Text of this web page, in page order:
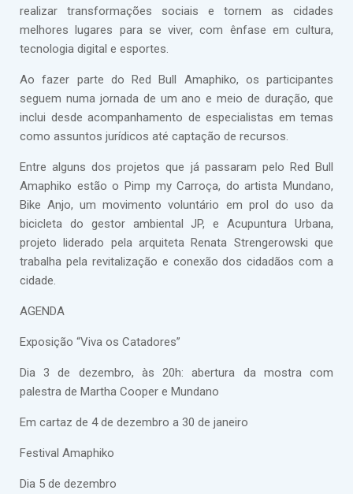
realizar transformações sociais e tornem as cidades
melhores lugares para se viver, com ênfase em cultura,
tecnologia digital e esportes.
Ao fazer parte do Red Bull Amaphiko, os participantes
seguem numa jornada de um ano e meio de duração, que
inclui desde acompanhamento de especialistas em temas
como assuntos jurídicos até captação de recursos.
Entre alguns dos projetos que já passaram pelo Red Bull
Amaphiko estão o Pimp my Carroça, do artista Mundano,
Bike Anjo, um movimento voluntário em prol do uso da
bicicleta do gestor ambiental JP, e Acupuntura Urbana,
projeto liderado pela arquiteta Renata Strengerowski que
trabalha pela revitalização e conexão dos cidadãos com a
cidade.
AGENDA
Exposição “Viva os Catadores”
Dia 3 de dezembro, às 20h: abertura da mostra com
palestra de Martha Cooper e Mundano
Em cartaz de 4 de dezembro a 30 de janeiro
Festival Amaphiko
Dia 5 de dezembro